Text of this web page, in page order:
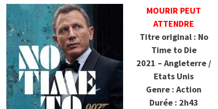
MOURIR PEUT
ATTENDRE
Titre original : No
Time to Die
2021 – Angleterre /
Etats Unis
Genre : Action
Durée : 2h43